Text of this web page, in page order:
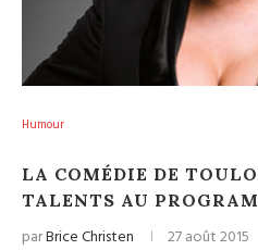
Humour
LA COMÉDIE DE
TALENTS AU
parBrice Christen 27 août 2015